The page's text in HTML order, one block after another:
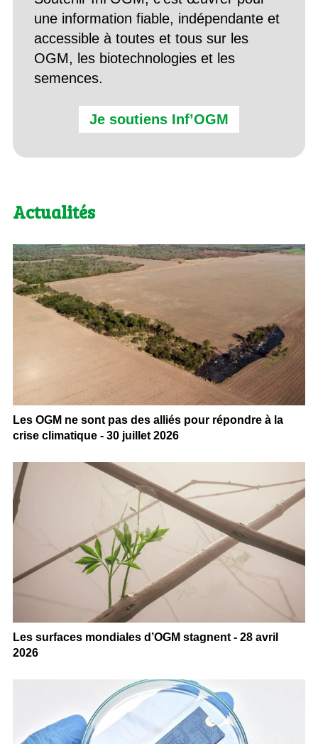
une information fiable, indépendante et
accessible à toutes et tous sur les
OGM, les biotechnologies et les
semences.
Je soutiens Inf’OGM
Actualités
Les OGM ne sont pas des alliés pour répondre à la
crise climatique - 30 juillet 2026
Les surfaces mondiales d’OGM stagnent - 28 avril
2026